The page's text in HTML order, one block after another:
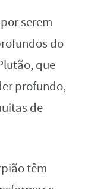
serem
do
que
profundo,
de
têm